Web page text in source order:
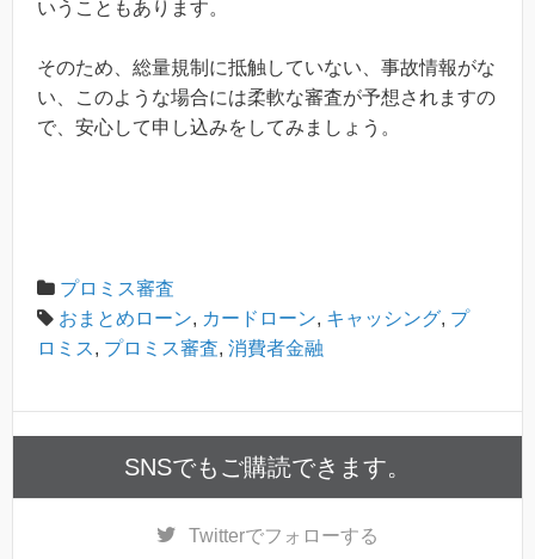
いうこともあります。
そのため、総量規制に抵触していない、事故情報がな
い、このような場合には柔軟な審査が予想されますの
で、安心して申し込みをしてみましょう。
プロミス審査
おまとめローン, カードローン, キャッシング, プ
ロミス, プロミス審査, 消費者金融
SNSでもご購読できます。
Twitterでフォローする